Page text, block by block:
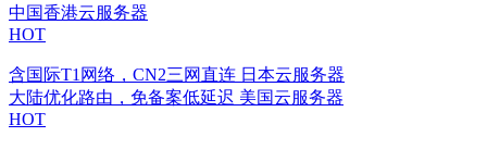
中国香港云服务器
HOT
含国际T1网络，CN2三网直连 日本云服务器
大陆优化路由，免备案低延迟 美国云服务器
HOT